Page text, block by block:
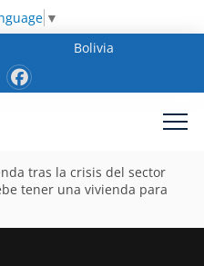
▼
Bolivia
tras la crisis del sector
tener una vivienda para